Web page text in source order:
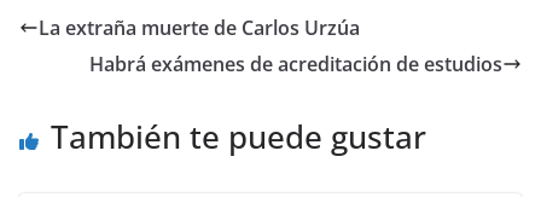
La extraña muerte de Carlos Urzúa
Habrá exámenes de acreditación de estudios
También te puede gustar